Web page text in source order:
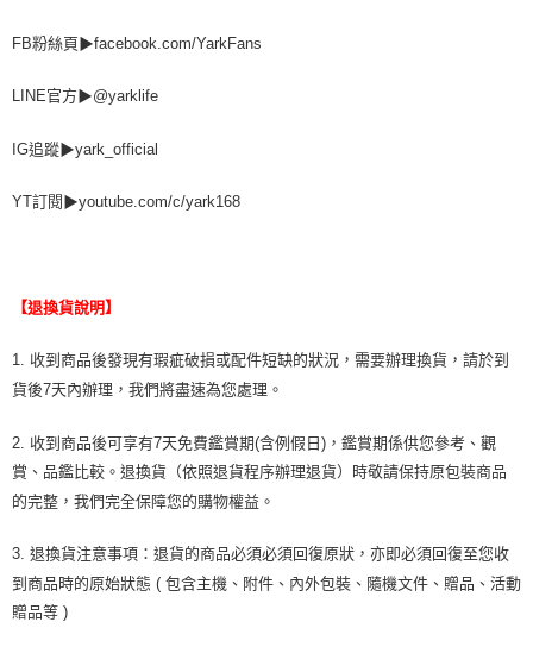
FB粉絲頁▶facebook.com/YarkFans
LINE官方▶@yarklife
IG追蹤▶yark_official
YT訂閱▶youtube.com/c/yark168
【退換貨說明】
1. 收到商品後發現有瑕疵破損或配件短缺的狀況，需要辦理換貨，請於到
貨後7天內辦理，我們將盡速為您處理。
2. 收到商品後可享有7天免費鑑賞期(含例假日)，鑑賞期係供您參考、觀
賞、品鑑比較。退換貨（依照退貨程序辦理退貨）時敬請保持原包裝商品
的完整，我們完全保障您的購物權益。
3. 退換貨注意事項：退貨的商品必須必須回復原狀，亦即必須回復至您收
到商品時的原始狀態 ( 包含主機、附件、內外包裝、隨機文件、贈品、活動
贈品等 )